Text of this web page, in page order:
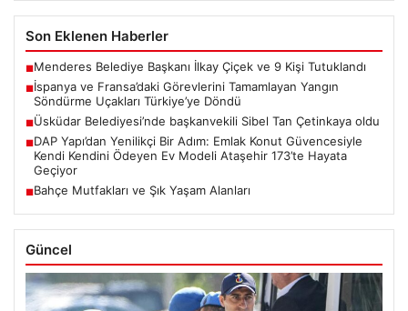
Son Eklenen Haberler
■Menderes Belediye Başkanı İlkay Çiçek ve 9 Kişi Tutuklandı
■İspanya ve Fransa’daki Görevlerini Tamamlayan Yangın
Söndürme Uçakları Türkiye’ye Döndü
■Üsküdar Belediyesi’nde başkanvekili Sibel Tan Çetinkaya oldu
■DAP Yapı’dan Yenilikçi Bir Adım: Emlak Konut Güvencesiyle
Kendi Kendini Ödeyen Ev Modeli Ataşehir 173’te Hayata
Geçiyor
■Bahçe Mutfakları ve Şık Yaşam Alanları
Güncel